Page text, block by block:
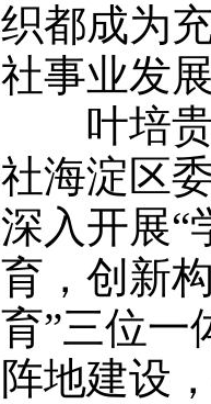
织都成为
社事业发
叶培贵
社海淀区
深入开展“
育，创新
育”三位一
阵地建设